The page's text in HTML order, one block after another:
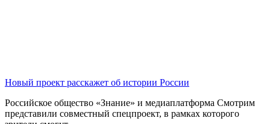
Новый проект расскажет об истории России
Российское общество «Знание» и медиаплатформа Смотрим
представили совместный спецпроект, в рамках которого